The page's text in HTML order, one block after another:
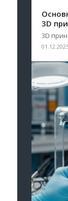
3D
3D